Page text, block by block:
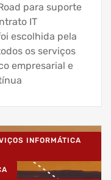
para suporte
IT
escolhida pela
os serviços
empresarial e
INFORMÁTICA